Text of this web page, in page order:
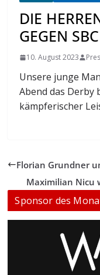
DIE
GEGEN
10. August 2023
Unsere junge
Abend das Derby
kämpferischer
Florian Grundner
Maximilian Nicu
Sponsor des